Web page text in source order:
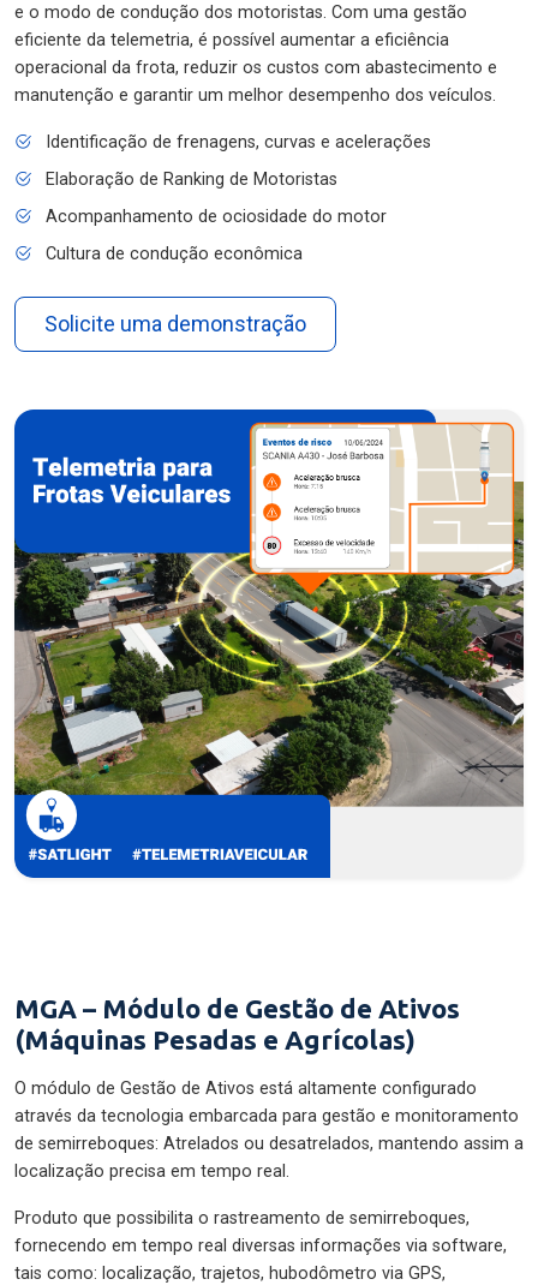
e o modo de condução dos motoristas. Com uma gestão
eficiente da telemetria, é possível aumentar a eficiência
operacional da frota, reduzir os custos com abastecimento e
manutenção e garantir um melhor desempenho dos veículos.
Identificação de frenagens, curvas e acelerações
Elaboração de Ranking de Motoristas
Acompanhamento de ociosidade do motor
Cultura de condução econômica
Solicite uma demonstração
MGA – Módulo de Gestão de Ativos
(Máquinas Pesadas e Agrícolas)
O módulo de Gestão de Ativos está altamente configurado
através da tecnologia embarcada para gestão e monitoramento
de semirreboques: Atrelados ou desatrelados, mantendo assim a
localização precisa em tempo real.
Produto que possibilita o rastreamento de semirreboques,
fornecendo em tempo real diversas informações via software,
tais como: localização, trajetos, hubodômetro via GPS,